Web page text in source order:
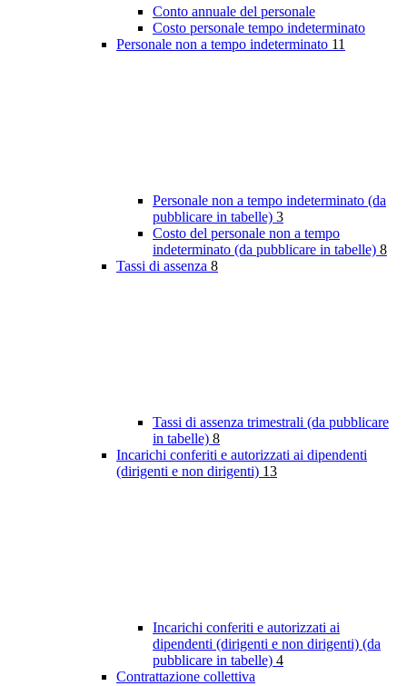
Conto annuale del personale
Costo personale tempo indeterminato
Personale non a tempo indeterminato 11
Personale non a tempo indeterminato (da
pubblicare in tabelle) 3
Costo del personale non a tempo
indeterminato (da pubblicare in tabelle) 8
Tassi di assenza 8
Tassi di assenza trimestrali (da pubblicare
in tabelle) 8
Incarichi conferiti e autorizzati ai dipendenti
(dirigenti e non dirigenti) 13
Incarichi conferiti e autorizzati ai
dipendenti (dirigenti e non dirigenti) (da
pubblicare in tabelle) 4
Contrattazione collettiva